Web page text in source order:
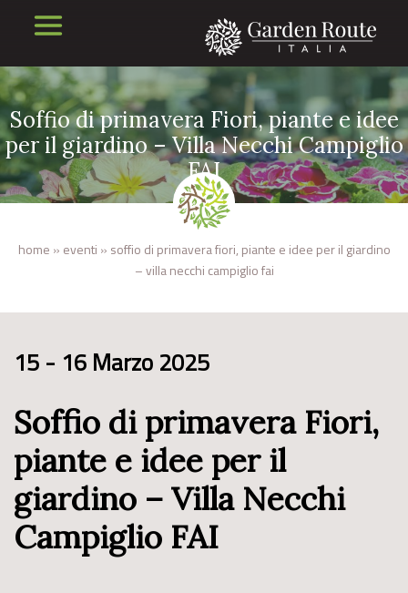
Soffio di primavera Fiori, piante e idee
per il giardino – Villa Necchi Campiglio
FAI
home » eventi » soffio di primavera fiori, piante e idee per il giardino
– villa necchi campiglio fai
15 - 16 Marzo 2025
Soffio di primavera Fiori,
piante e idee per il
giardino – Villa Necchi
Campiglio FAI